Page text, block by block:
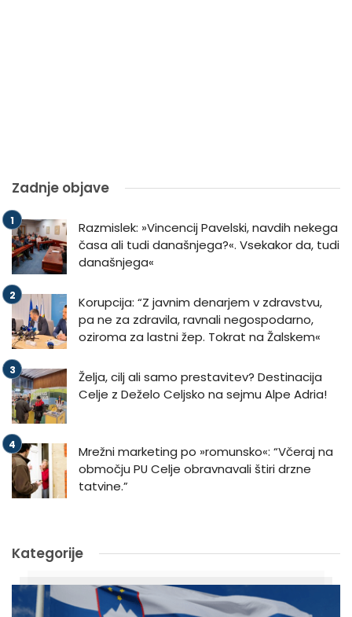
Zadnje objave
Razmislek: »Vincencij Pavelski, navdih nekega
časa ali tudi današnjega?«. Vsekakor da, tudi
današnjega«
Korupcija: “Z javnim denarjem v zdravstvu,
pa ne za zdravila, ravnali negospodarno,
oziroma za lastni žep. Tokrat na Žalskem«
Želja, cilj ali samo prestavitev? Destinacija
Celje z Deželo Celjsko na sejmu Alpe Adria!
Mrežni marketing po »romunsko«: “Včeraj na
območju PU Celje obravnavali štiri drzne
tatvine.”
Kategorije